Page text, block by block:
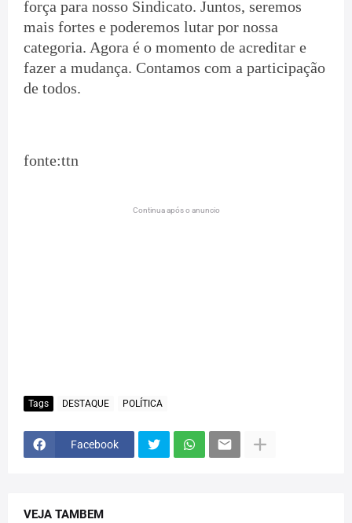
força para nosso Sindicato. Juntos, seremos
mais fortes e poderemos lutar por nossa
categoria. Agora é o momento de acreditar e
fazer a mudança. Contamos com a participação
de todos.
fonte:ttn
Continua após o anuncio
Tags DESTAQUE POLÍTICA
Facebook
VEJA TAMBEM